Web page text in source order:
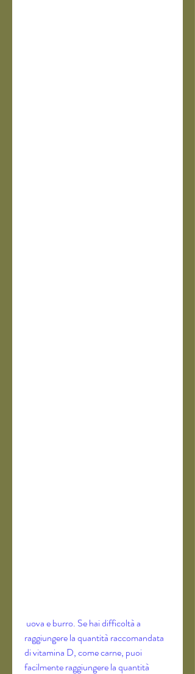
raggiungere la quantità raccomandata
di vitamina D, come carne, puoi
facilmente raggiungere la quantità